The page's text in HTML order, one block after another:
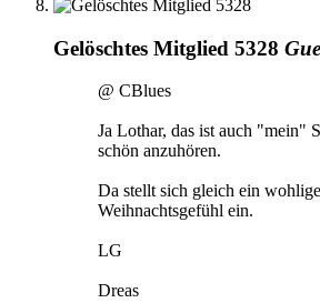
Gelöschtes Mitglied 5328
@ CBlues
Ja Lothar, das ist auch "mein"
schön anzuhören.
Da stellt sich gleich ein
Weihnachtsgefühl ein.
LG
Dreas